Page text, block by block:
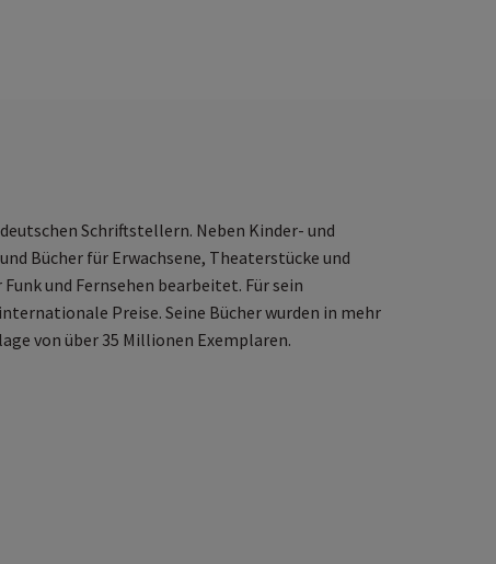
Schriftstellern. Neben Kinder- und
Bücher für Erwachsene, Theaterstücke und
und Fernsehen bearbeitet. Für sein
Preise. Seine Bücher wurden in mehr
von über 35 Millionen Exemplaren.